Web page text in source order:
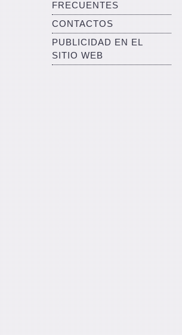
FRECUENTES
CONTACTOS
PUBLICIDAD EN EL
SITIO WEB